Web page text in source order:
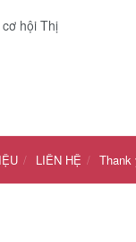
hội Thị
LIÊN HỆ Thank